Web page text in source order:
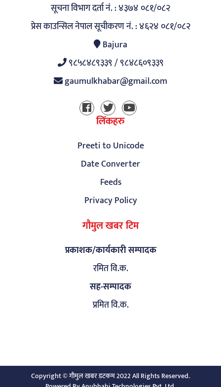
सूचना विभाग दर्ता नं. : ४३७४ ०८१/०८२
प्रेस काउन्सिल नेपाल सूचीकरण नं. : ४६२४ ०८१/०८२
Bajura
९८५८४८९३३९ / ९८४८६०९३३९
gaumulkhabar@gmail.com
लिंकहरु
Preeti to Unicode
Date Converter
Feeds
Privacy Policy
गौमुल खबर टिम
प्रकाशक/कार्यकारी सम्पादक
रमित वि.क.
सह-सम्पादक
प्रमित वि.क.
Copyright © गाैमुल खबर डटकम 2022 All Rights Reserved.